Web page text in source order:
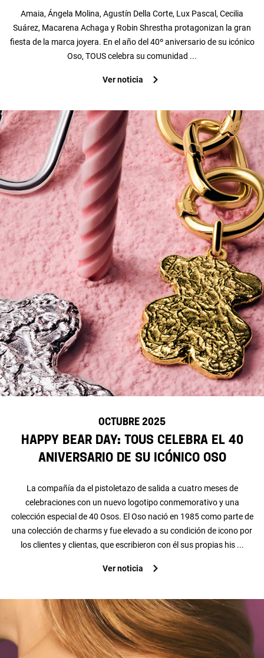
Amaia, Ángela Molina, Agustín Della Corte, Lux Pascal, Cecilia
Suárez, Macarena Achaga y Robin Shrestha protagonizan la gran
fiesta de la marca joyera. En el año del 40º aniversario de su icónico
Oso, TOUS celebra su comunidad ...
Ver noticia
OCTUBRE 2025
Happy Bear Day: TOUS celebra el 40
aniversario de su icónico Oso
La compañía da el pistoletazo de salida a cuatro meses de
celebraciones con un nuevo logotipo conmemorativo y una
colección especial de 40 Osos. El Oso nació en 1985 como parte de
una colección de charms y fue elevado a su condición de icono por
los clientes y clientas, que escribieron con él sus propias his ...
Ver noticia